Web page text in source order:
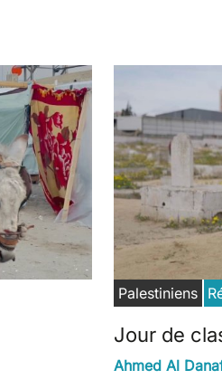
Palestiniens
Jour de
Ahmed Al